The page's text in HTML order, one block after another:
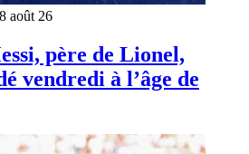
8 août 26
père de Lionel,
vendredi à l’âge de